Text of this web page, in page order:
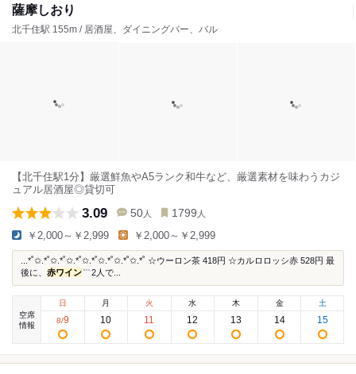
薩摩しおり
北千住駅 155m / 居酒屋、ダイニングバー、バル
【北千住駅1分】厳選鮮魚やA5ランク和牛など、厳選素材を味わうカジ
ュアル居酒屋◎貸切可
3.09 50 人 1799 人
￥2,000～￥2,999 ￥2,000～￥2,999
...*˚✩.*˚✩.*˚✩.*˚✩.*˚✩.*˚✩.*˚✩.*˚ ☆ウーロン茶 418円 ☆カルロロッシ赤 528円 最
後に、 赤ワイン͗ ͗ ͗ 2人で...
空席
情報
日
8/9
月
10
火
11
水
12
木
13
金
14
土
15